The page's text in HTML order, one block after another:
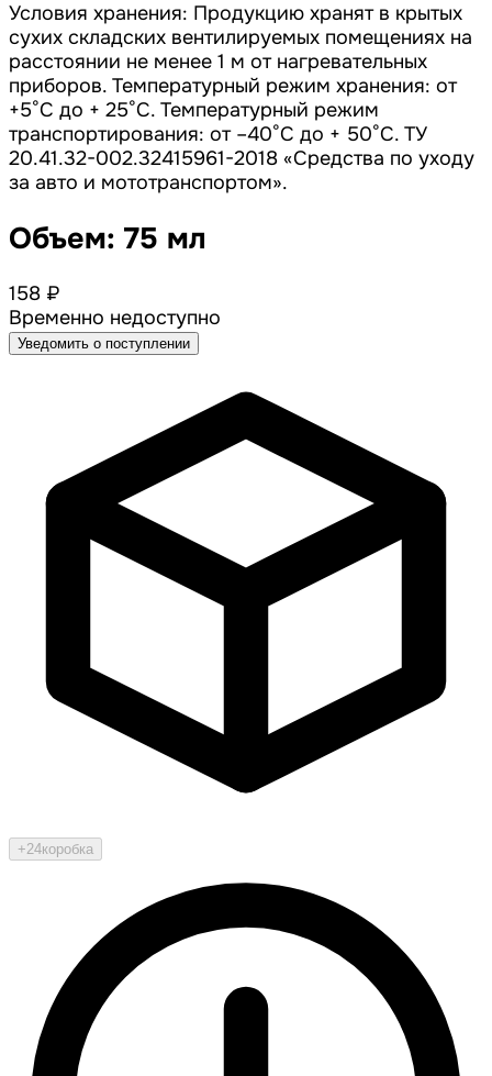
Условия хранения: Продукцию хранят в крытых
сухих складских вентилируемых помещениях на
расстоянии не менее 1 м от нагревательных
приборов. Температурный режим хранения: от
+5°С до + 25°С. Температурный режим
транспортирования: от –40°С до + 50°С. ТУ
20.41.32-002.32415961-2018 «Средства по уходу
за авто и мототранспортом».
Объем: 75 мл
158 ₽
Временно недоступно
Уведомить о поступлении
+24коробка